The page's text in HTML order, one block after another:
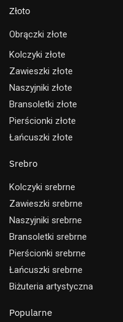
Złoto
Obrączki złote
Kolczyki złote
Zawieszki złote
Naszyjniki złote
Bransoletki złote
Pierścionki złote
Łańcuszki złote
Srebro
Kolczyki srebrne
Zawieszki srebrne
Naszyjniki srebrne
Bransoletki srebrne
Pierścionki srebrne
Łańcuszki srebrne
Biżuteria artystyczna
Popularne